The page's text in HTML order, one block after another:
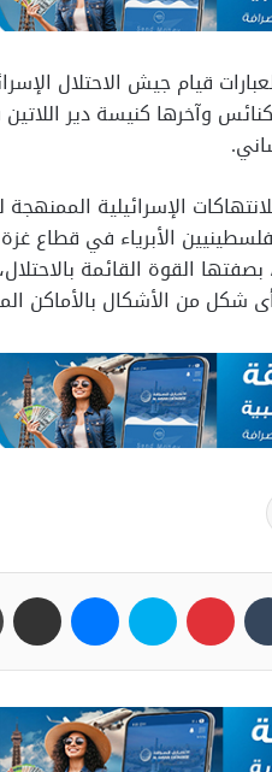
قيام جيش الاحتلال
وآخرها كنيسة دير
الإسرائيلية
الأبرياء في قطاع
بصفتها القوة القائمة
شكل من الأشكال بالأماكن
بينتيريست سكايب ماسنجر